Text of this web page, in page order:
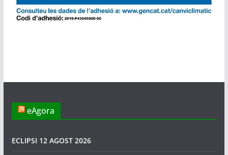
eAgora
ECLIPSI 12 AGOST 2026